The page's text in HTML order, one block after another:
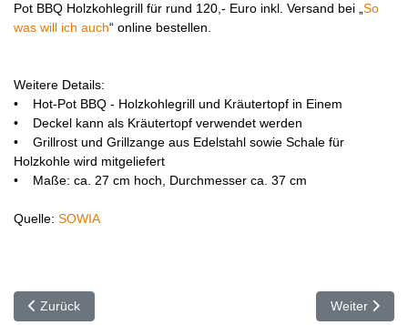
Pot BBQ Holzkohlegrill für rund 120,- Euro inkl. Versand bei „ So
was will ich auch“ online bestellen.
Weitere Details:
• Hot-Pot BBQ - Holzkohlegrill und Kräutertopf in Einem
• Deckel kann als Kräutertopf verwendet werden
• Grillrost und Grillzange aus Edelstahl sowie Schale für
Holzkohle wird mitgeliefert
• Maße: ca. 27 cm hoch, Durchmesser ca. 37 cm
Quelle: SOWIA
Vorheriger Beitrag: Endlich – Arcade Daddelautomat fürs iPhone
Zurück Nächster
Weiter